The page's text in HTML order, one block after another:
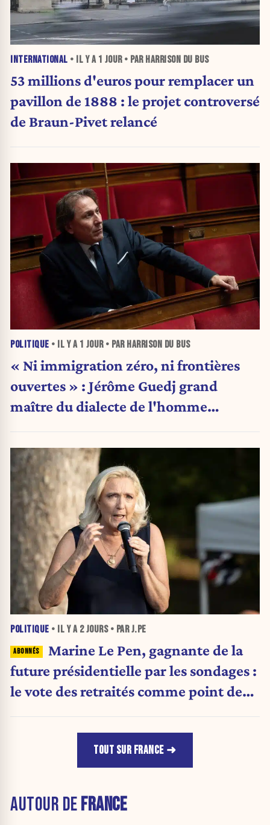
INTERNATIONAL • IL Y A 1 JOUR• PAR HARRISON DU BUS
53 millions d'euros pour remplacer un
pavillon de 1888 : le projet controversé
de Braun-Pivet relancé
POLITIQUE • IL Y A 1 JOUR• PAR HARRISON DU BUS
« Ni immigration zéro, ni frontières
ouvertes » : Jérôme Guedj grand
maître du dialecte de l'homme
POLITIQUE • IL Y A 2 JOURS• PAR J.PE
Marine Le Pen, gagnante de la
future présidentielle par les sondages :
le vote des retraités comme point de
TOUT SUR FRANCE
AUTOUR DEFRANCE